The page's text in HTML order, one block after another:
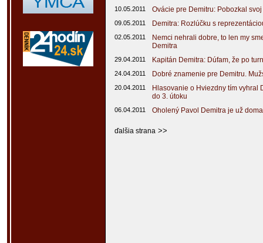
10.05.2011 Ovácie pre Demitru: Pobozkal
09.05.2011 Demitra: Rozlúčku s
02.05.2011
Nemci nehrali dobre, to len my
Demitra
29.04.2011 Kapitán Demitra: Dúfam, že po
24.04.2011 Dobré znamenie pre Demitru.
20.04.2011
Hlasovanie o Hviezdny tím vyhral
do 3. útoku
06.04.2011 Oholený Pavol Demitra je už
ďalšia strana >>